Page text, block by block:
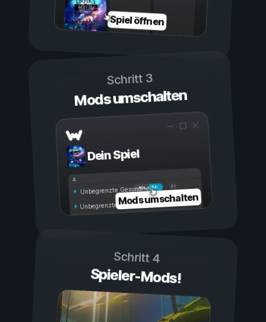
Spiel öffnen
Schritt 3
Mods umschalten
Dein Spiel
Ein
Aus
Unbegrenzte Gesundheit
Unbegrenzte AusdauerMods umschalten
Schritt 4
Spieler-Mods!